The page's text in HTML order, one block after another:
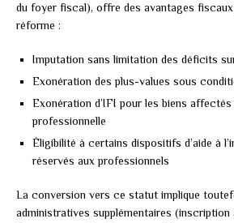
du foyer fiscal), offre des avantages
réforme :
Imputation sans limitation des déficits
Exonération des plus-values sous
Exonération d’IFI pour les biens affectés
professionnelle
Éligibilité à certains dispositifs d’aide à
réservés aux professionnels
La conversion vers ce statut implique
administratives supplémentaires (inscription